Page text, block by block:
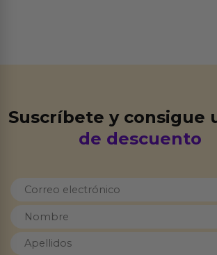
Suscríbete y consigue
de descuento